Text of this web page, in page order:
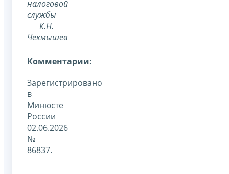
налоговой
службы
К.Н.
Чекмышев
Комментарии:
Зарегистрировано
в
Минюсте
России
02.06.2026
№
86837.